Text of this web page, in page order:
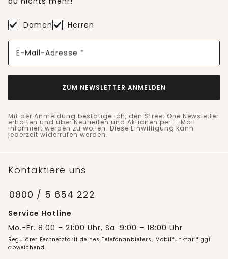
Damen Herren
E-Mail-Adresse *
ZUM NEWSLETTER ANMELDEN
Mit der Anmeldung bestätige ich, den Street One Newsletter
erhalten und über Neuheiten und Aktionen per E-Mail
informiert werden zu wollen. Diese Einwilligung kann
jederzeit widerrufen werden.
Kontaktiere uns
0800 / 5 654 222
Service Hotline
Mo.-Fr. 8:00 – 21:00 Uhr, Sa. 9:00 – 18:00 Uhr
Regulärer Festnetztarif deines Telefonanbieters, Mobilfunktarif ggf.
abweichend.